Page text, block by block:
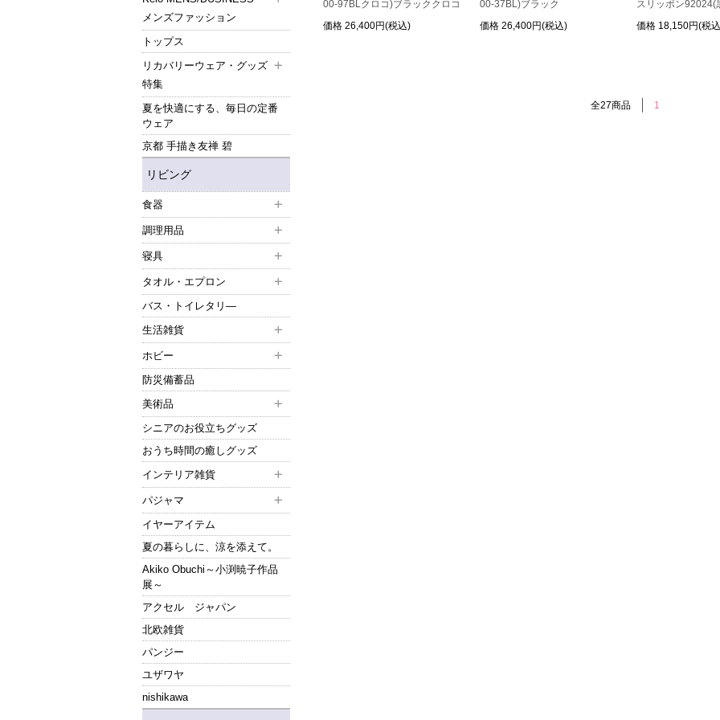
メンズファッション
トップス
リカバリーウェア・グッズ
特集
夏を快適にする、毎日の定番
ウェア
京都 手描き友禅 碧
リビング
食器
調理用品
寝具
タオル・エプロン
バス・トイレタリ―
生活雑貨
ホビー
防災備蓄品
美術品
シニアのお役立ちグッズ
おうち時間の癒しグッズ
インテリア雑貨
パジャマ
イヤーアイテム
夏の暮らしに、涼を添えて。
Akiko Obuchi～小渕暁子作品
展～
アクセル ジャパン
北欧雑貨
パンジー
ユザワヤ
nishikawa
00-97BLクロコ)ブラッククロコ
価格 26,400円(税込)
00-37BL)ブラック
価格 26,400円(税込)
スリッポン92024(
価格 18,150円(税
全27商品 1